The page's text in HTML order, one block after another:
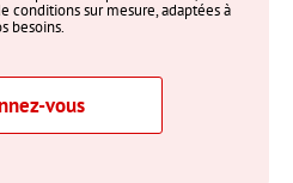
conditions sur mesure, adaptées à
besoins.
vous